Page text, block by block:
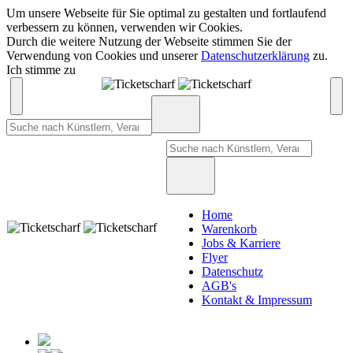
Um unsere Webseite für Sie optimal zu gestalten und fortlaufend
verbessern zu können, verwenden wir Cookies.
Durch die weitere Nutzung der Webseite stimmen Sie der
Verwendung von Cookies und unsererDatenschutzerklärung zu.
Ich stimme zu
Home
Warenkorb
Jobs & Karriere
Flyer
Datenschutz
AGB's
Kontakt & Impressum